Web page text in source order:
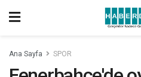
Ana Sayfa SPOR